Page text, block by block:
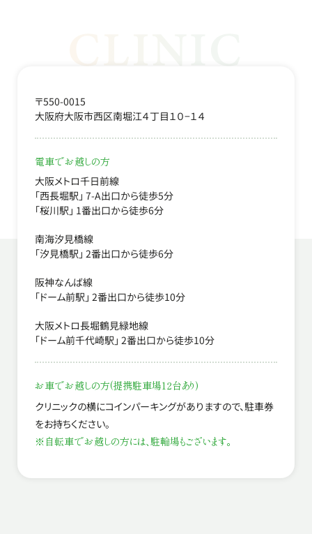
〒550-0015
大阪府大阪市西区南堀江４丁目１０−１４
電車でお越しの方
大阪メトロ千日前線
「西長堀駅」 7-A出口から徒歩5分
「桜川駅」 1番出口から徒歩6分
南海汐見橋線
「汐見橋駅」 2番出口から徒歩6分
阪神なんば線
「ドーム前駅」 2番出口から徒歩10分
大阪メトロ長堀鶴見緑地線
「ドーム前千代崎駅」 2番出口から徒歩10分
お車でお越しの方(提携駐車場12台あり)
クリニックの横にコインパーキングがありますので、駐車券
をお持ちください。
※自転車でお越しの方には、駐輪場もございます。